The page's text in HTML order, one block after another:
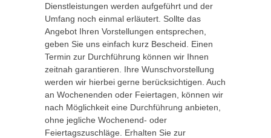
Dienstleistungen werden aufgeführt und der
Umfang noch einmal erläutert. Sollte das
Angebot Ihren Vorstellungen entsprechen,
geben Sie uns einfach kurz Bescheid. Einen
Termin zur Durchführung können wir Ihnen
zeitnah garantieren. Ihre Wunschvorstellung
werden wir hierbei gerne berücksichtigen. Auch
an Wochenenden oder Feiertagen, können wir
nach Möglichkeit eine Durchführung anbieten,
ohne jegliche Wochenend- oder
Feiertagszuschläge. Erhalten Sie zur